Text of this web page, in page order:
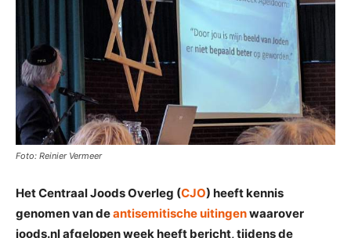
Foto: Reinier Vermeer
Het Centraal Joods Overleg (CJO) heeft kennis
genomen van deantisemitische uitingenwaarover
joods.nl afgelopen week heeft bericht, tijdens de